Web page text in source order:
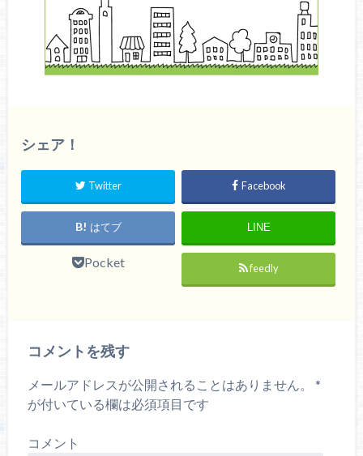
シェア！
Twitter Facebook
はてブ LINE
Pocket feedly
コメントを残す
メールアドレスが公開されることはありません。
*
が付いている欄は必須項目です
コメント